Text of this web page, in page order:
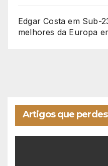
Edgar Costa em Sub-
melhores da Europa
Artigos que